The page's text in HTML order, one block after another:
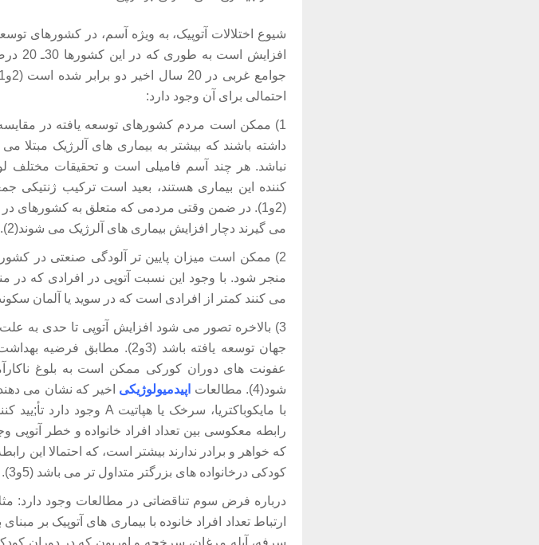
شیوع اختلالات آتوپیک، به ویژه آسم، در کشورهای
افزایش است به طوری که در این کشورها 30ـ 20 درصد جمعیت به این اختلالات مبتلا هستند.
احتمالی برای آن وجود دارد:
1) ممکن است مردم کشورهای توسعه یافته در
داشته باشند که بیشتر به بیماری های آلرژیک
نباشد. هر چند آسم فامیلی است و تحقیقات مختلف
کننده این بیماری هستند، بعید است ترکیب
(2و1). در ضمن وقتی مردمی که متعلق به کشورهای
می گیرند دچار افزایش بیماری های آلرژیک می شوند(2).
2) ممکن است میزان پایین تر آلودگی صنعتی در کشورهای در حال توسعه، به بروز کمتر بیماری های
منجر شود. با وجود این نسبت آتوپی در افرادی که در
می کنند کمتر از افرادی است که در سوید یا آلمان
3) بالاخره تصور می شود افزایش آتوپی تا حدی به
عفونت های دوران کورکی ممکن است به بلوغ ناکارآمد
شود(4). مطالعات
اپیدمیولوژیکی اخیر که نشان می
رابطه معکوسی بین تعداد افراد خانواده و خطر آتوپی
که خواهر و برادر ندارند بیشتر است، که احتمالا این
کودکی درخانواده های بزرگتر متداول تر می باشد (5و3).
درباره فرض سوم تناقضاتی در مطالعات وجود دارد:
ارتباط تعداد افراد خانوده با بیماری های آتوپیک